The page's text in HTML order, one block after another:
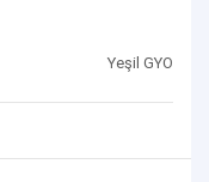
Yeşil GYO